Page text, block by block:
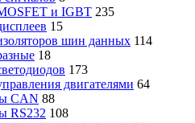
и IGBT 235
15
шин данных 114
18
173
двигателями 64
CAN 88
RS232 108